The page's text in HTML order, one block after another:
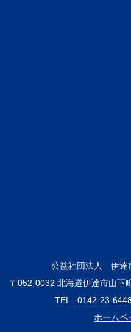
公益社団法人 伊達
〒052-0032 北海道伊達市山
TEL : 0142-23-
ホームペ